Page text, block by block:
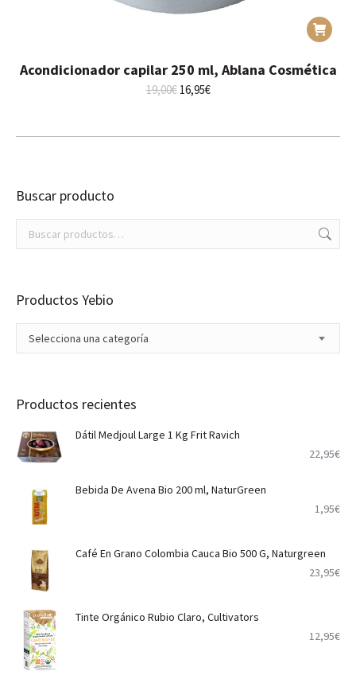
Acondicionador capilar 250 ml, Ablana Cosmética
19,00€ El
era:
16,95€El
es:
Buscar producto
Productos Yebio
Selecciona una categoría
Productos recientes
Dátil Medjoul Large 1 Kg Frit Ravich
22,95€
Bebida De Avena Bio 200 ml, NaturGreen
1,95€
Café En Grano Colombia Cauca Bio 500 G, Naturgreen
23,95€
Tinte Orgánico Rubio Claro, Cultivators
12,95€